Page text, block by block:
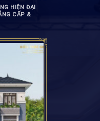
HIỆN ĐẠI
CẤP &